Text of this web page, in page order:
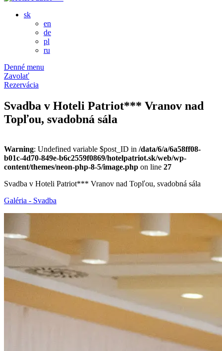
sk
en
de
pl
ru
Denné menu
Zavolať
Rezervácia
Svadba v Hoteli Patriot*** Vranov nad
Topľou, svadobná sála
Warning: Undefined variable $post_ID in /data/6/a/6a58ff08-
b01c-4d70-849e-b6c2559f0869/hotelpatriot.sk/web/wp-
content/themes/neon-php-8-5/image.php on line 27
Svadba v Hoteli Patriot*** Vranov nad Topľou, svadobná sála
Galéria - Svadba